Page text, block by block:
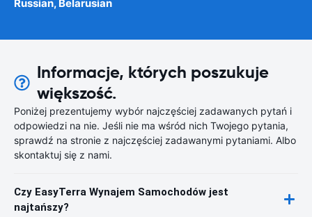
Russian, Belarusian
Informacje, których poszukuje
większość.
Poniżej prezentujemy wybór najczęściej zadawanych pytań i
odpowiedzi na nie. Jeśli nie ma wśród nich Twojego pytania,
sprawdź na stronie z najczęściej zadawanymi pytaniami. Albo
skontaktuj się z nami.
Czy EasyTerra Wynajem Samochodów jest
najtańszy?